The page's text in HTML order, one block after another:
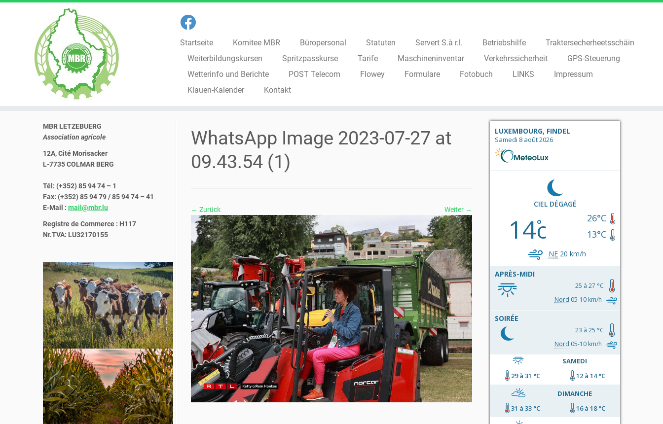
Startseite Komitee MBR Büropersonal Statuten Servert S.à r.l. Betriebshilfe
Traktersecherheetsschäin
Weiterbildungskursen
Spritzpasskurse Tarife Maschineninventar Verkehrssicherheit
GPS-Steuerung
Wetterinfo und Berichte
POST Telecom Flowey Formulare Fotobuch LINKS
Impressum
Klauen-Kalender
Kontakt
MBR LETZEBUERG
Association agricole
12A, Cité Morisacker
L-7735 COLMAR BERG
Tél: (+352) 85 94 74 – 1
Fax: (+352) 85 94 79 / 85 94 74 – 41
E-Mail : mail@mbr.lu
Registre de Commerce : H117
Nr.TVA: LU32170155
WhatsApp Image 2023-07-27 at
09.43.54 (1)
← Zurück Weiter →
LUXEMBOURG, FINDEL
Samedi 8 août 2026
CIEL DÉGAGÉ
26°C
13°C
14c
NE 20 km/h
APRÈS-MIDI
25 à 27 °C
Nord 05-10 km/h
SOIRÉE
23 à 25 °C
Nord 05-10 km/h
SAMEDI
29 à 31 °C
12 à 14 °C
DIMANCHE
31 à 33 °C
16 à 18 °C